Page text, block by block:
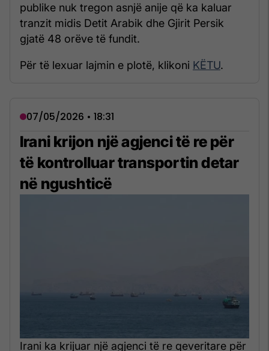
publike nuk tregon asnjë anije që ka kaluar
tranzit midis Detit Arabik dhe Gjirit Persik
gjatë 48 orëve të fundit.
Për të lexuar lajmin e plotë, klikoni KËTU.
07/05/2026 • 18:31
Irani krijon një agjenci të re për
të kontrolluar transportin detar
në ngushticë
Irani ka krijuar një agjenci të re qeveritare për